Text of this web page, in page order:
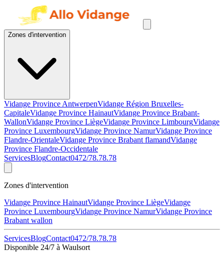
Zones d'intervention
Vidange Province AntwerpenVidange Région Bruxelles-
CapitaleVidange Province HainautVidange Province Brabant-
WallonVidange Province LiègeVidange Province LimbourgVidange
Province LuxembourgVidange Province NamurVidange Province
Flandre-OrientaleVidange Province Brabant flamandVidange
Province Flandre-Occidentale
ServicesBlogContact0472/78.78.78
Zones d'intervention
Vidange Province HainautVidange Province LiègeVidange
Province LuxembourgVidange Province NamurVidange Province
Brabant wallon
ServicesBlogContact0472/78.78.78
Disponible 24/7 à Waulsort